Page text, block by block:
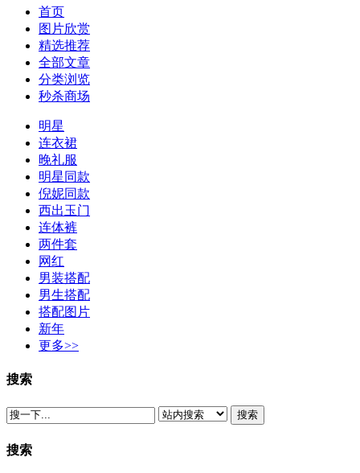
首页
图片欣赏
精选推荐
全部文章
分类浏览
秒杀商场
明星
连衣裙
晚礼服
明星同款
倪妮同款
西出玉门
连体裤
两件套
网红
男装搭配
男生搭配
搭配图片
新年
更多>>
搜索
搜索
搜索